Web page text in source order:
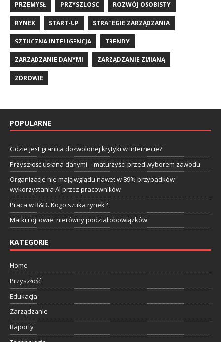
PRZEMYSŁ PRZYSZLOSC ROZWÓJ OSOBISTY
RYNEK START-UP STRATEGIE ZARZĄDZANIA
SZTUCZNA INTELIGENCJA TRENDY
ZARZĄDZANIE DANYMI ZARZĄDZANIE ZMIANĄ
ZDROWIE
POPULARNE
Gdzie jest granica dozwolonej krytyki w Internecie?
Przyszłość usłana danymi – maturzyści przed wyborem zawodu
Organizacje nie mają wglądu nawet w 89% przypadków
wykorzystania AI przez pracowników
Praca w R&D. Kogo szuka rynek?
Matki i ojcowie: nierówny podział obowiązków
KATEGORIE
Home
Przyszłość
Edukacja
Zarządzanie
Raporty